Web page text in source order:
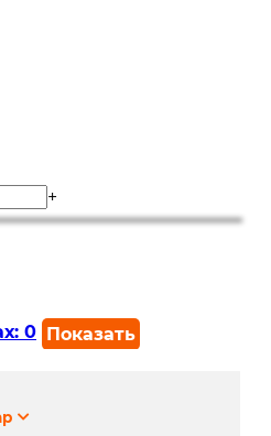
+
0 Показать